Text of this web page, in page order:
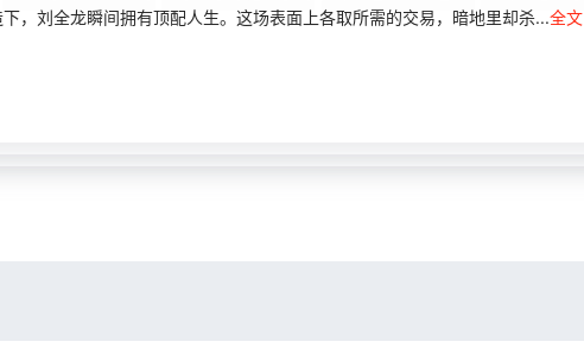
，刘全龙瞬间拥有顶配人生。这场表面上各取所需的交易，暗地里却杀...全文